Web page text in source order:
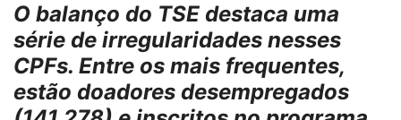
O balanço do TSE destaca uma
série de irregularidades nesses
CPFs. Entre os mais frequentes,
estão doadores desempregados